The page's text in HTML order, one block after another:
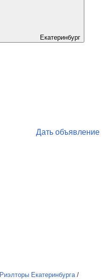
Екатеринбург
Дать объявление
Риэлторы Екатеринбурга /